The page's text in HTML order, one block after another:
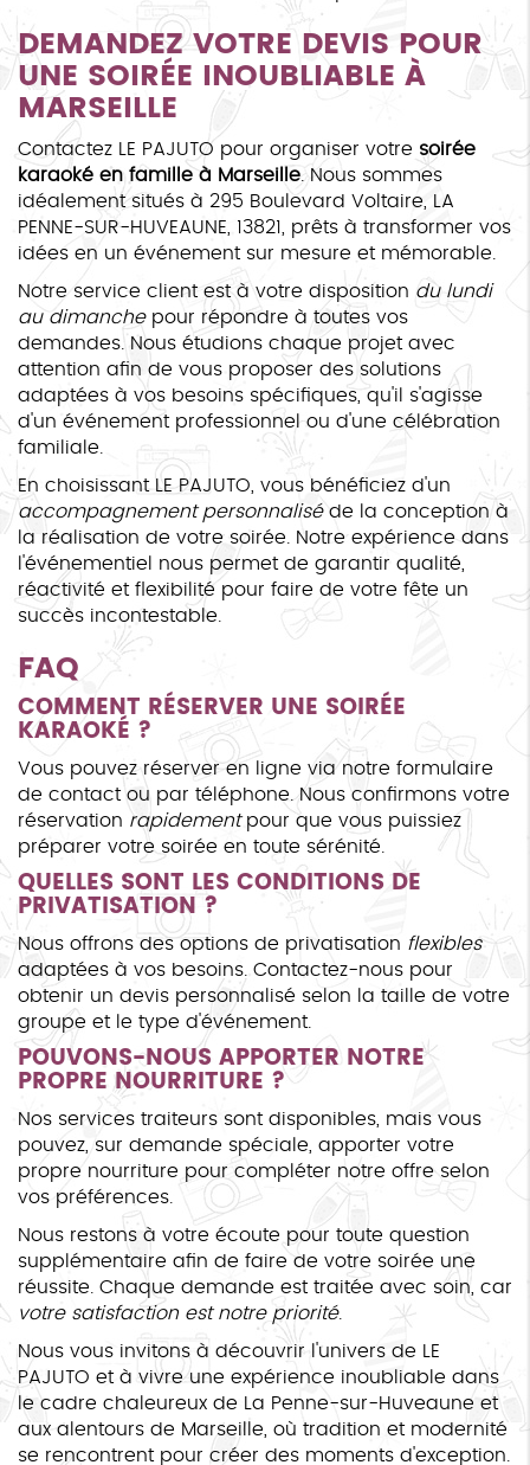
DEMANDEZ VOTRE DEVIS POUR
UNE SOIRÉE INOUBLIABLE À
MARSEILLE
Contactez LE PAJUTO pour organiser votre soirée
karaoké en famille à Marseille . Nous sommes
idéalement situés à 295 Boulevard Voltaire, LA
PENNE-SUR-HUVEAUNE, 13821, prêts à transformer vos
idées en un événement sur mesure et mémorable.
Notre service client est à votre disposition du lundi
au dimanchepour répondre à toutes vos
demandes. Nous étudions chaque projet avec
attention afin de vous proposer des solutions
adaptées à vos besoins spécifiques, qu'il s'agisse
d'un événement professionnel ou d'une célébration
familiale.
En choisissant LE PAJUTO, vous bénéficiez d'un
accompagnement personnaliséde la conception à
la réalisation de votre soirée. Notre expérience dans
l'événementiel nous permet de garantir qualité,
réactivité et flexibilité pour faire de votre fête un
succès incontestable.
FAQ
COMMENT RÉSERVER UNE SOIRÉE
KARAOKÉ ?
Vous pouvez réserver en ligne via notre formulaire
de contact ou par téléphone. Nous confirmons votre
réservation rapidementpour que vous puissiez
préparer votre soirée en toute sérénité.
QUELLES SONT LES CONDITIONS DE
PRIVATISATION ?
Nous offrons des options de privatisation flexibles
adaptées à vos besoins. Contactez-nous pour
obtenir un devis personnalisé selon la taille de votre
groupe et le type d'événement.
POUVONS-NOUS APPORTER NOTRE
PROPRE NOURRITURE ?
Nos services traiteurs sont disponibles, mais vous
pouvez, sur demande spéciale, apporter votre
propre nourriture pour compléter notre offre selon
vos préférences.
Nous restons à votre écoute pour toute question
supplémentaire afin de faire de votre soirée une
réussite. Chaque demande est traitée avec soin, car
votre satisfaction est notre priorité.
Nous vous invitons à découvrir l'univers de LE
PAJUTO et à vivre une expérience inoubliable dans
le cadre chaleureux de La Penne-sur-Huveaune et
aux alentours de Marseille, où tradition et modernité
se rencontrent pour créer des moments d'exception.